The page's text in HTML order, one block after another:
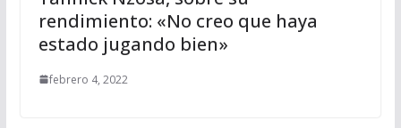
rendimiento: «No creo que haya
estado jugando bien»
febrero 4, 2022